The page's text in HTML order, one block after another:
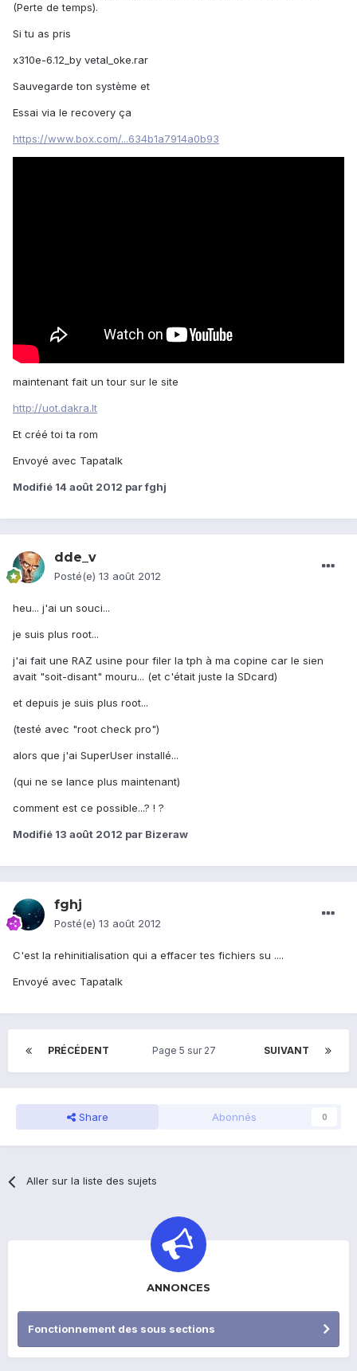
(Perte de temps).
Si tu as pris
x310e-6.12_by vetal_oke.rar
Sauvegarde ton système et
Essai via le recovery ça
https://www.box.com/...634b1a7914a0b93
maintenant fait un tour sur le site
http://uot.dakra.lt
Et créé toi ta rom
Envoyé avec Tapatalk
Modifié 14 août 2012 par fghj
dde_v
Posté(e) 13 août 2012
heu... j'ai un souci...
je suis plus root...
j'ai fait une RAZ usine pour filer la tph à ma copine car le sien
avait "soit-disant" mouru... (et c'était juste la SDcard)
et depuis je suis plus root...
(testé avec "root check pro")
alors que j'ai SuperUser installé...
(qui ne se lance plus maintenant)
comment est ce possible...? ! ?
Modifié 13 août 2012 par Bizeraw
fghj
Posté(e) 13 août 2012
C'est la rehinitialisation qui a effacer tes fichiers su ....
Envoyé avec Tapatalk
PRÉCÉDENT SUIVANT
Page 5 sur 27
Share Abonnés 0
Aller sur la liste des sujets
ANNONCES
Fonctionnement des sous sections